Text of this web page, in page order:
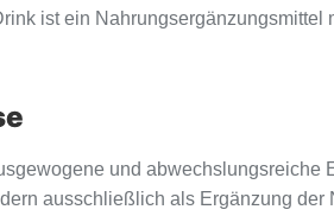
ist ein
und
ausschließlich als Ergänzung